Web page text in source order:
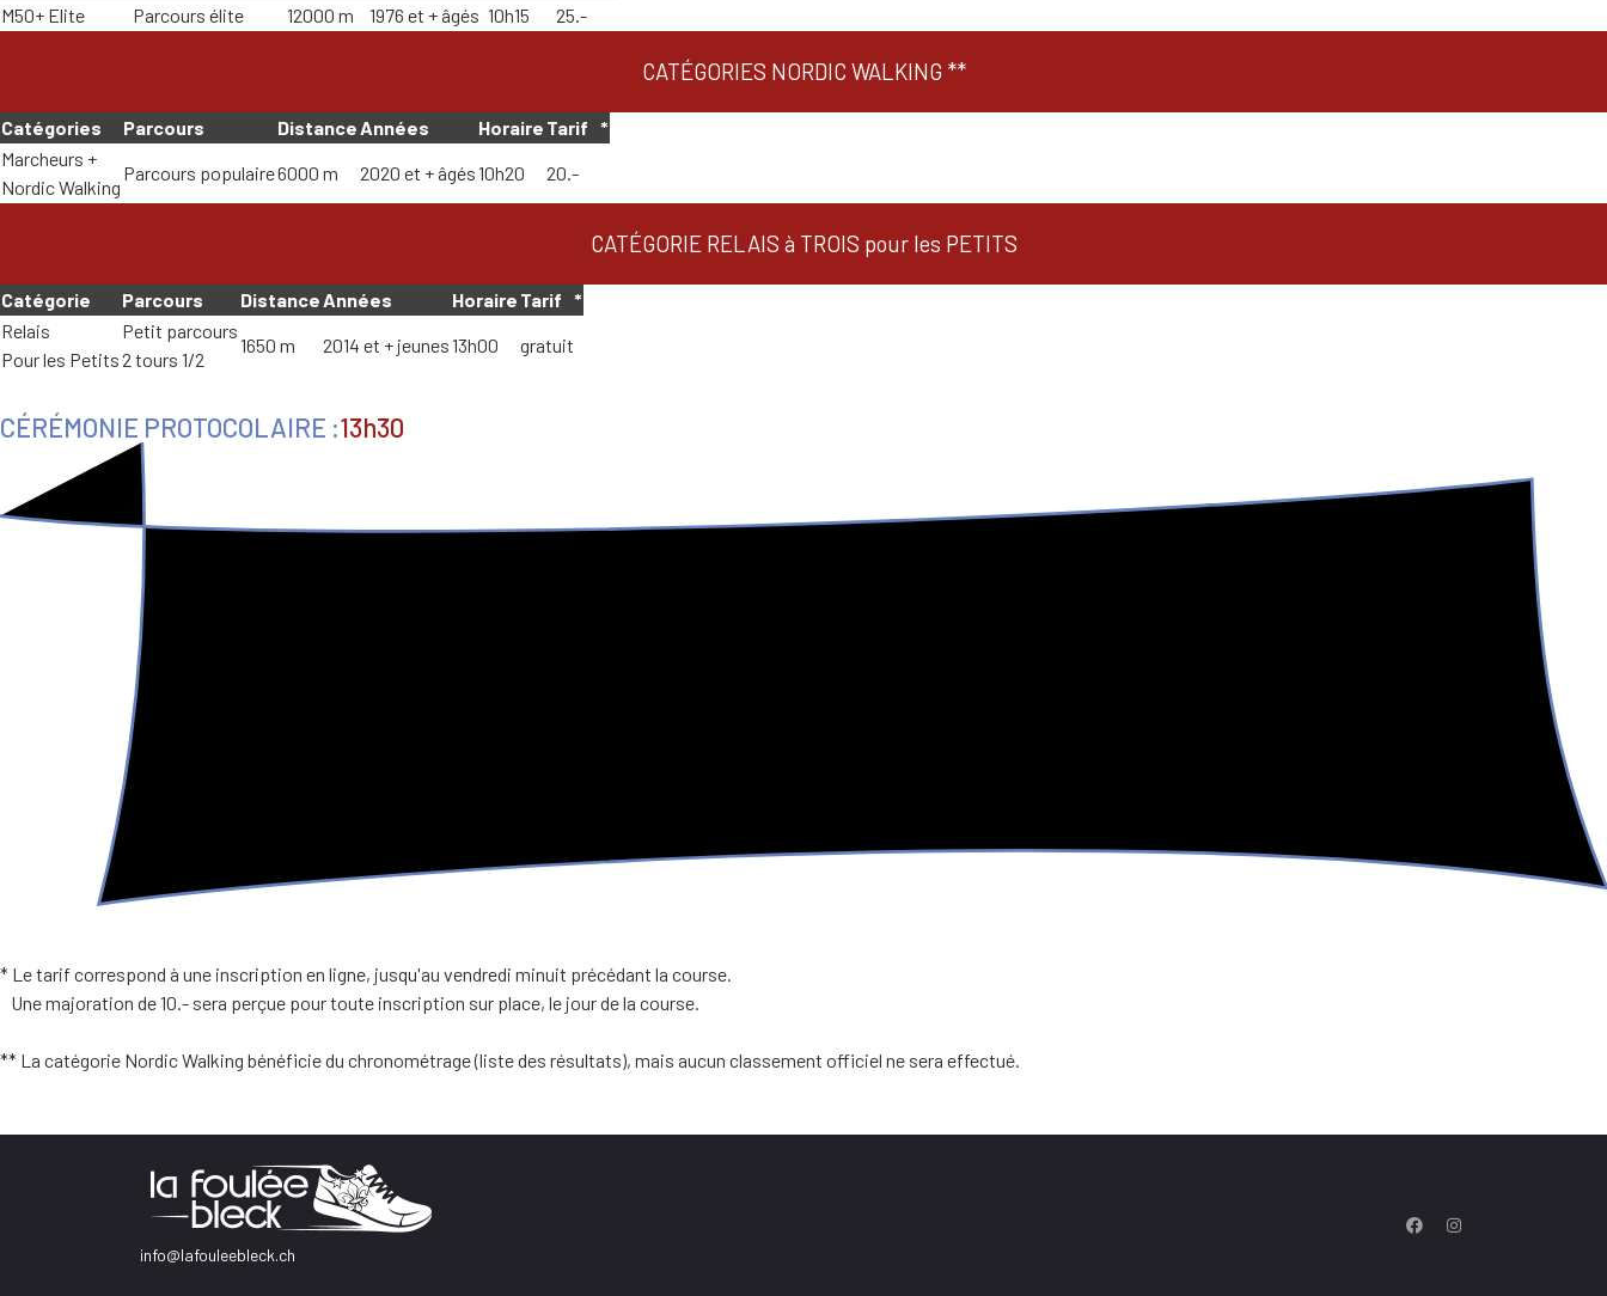
M50+ Elite
Parcours élite 12000 m 1976 et + âgés 10h15 25.-
CATÉGORIES NORDIC WALKING **
Catégories Parcours DistanceAnnées Horaire Tarif *
Marcheurs +
Nordic Walking
Parcours populaire6000 m 2020 et + âgés10h20 20.-
CATÉGORIE RELAIS à TROIS pour les PETITS
Catégorie Parcours DistanceAnnées Horaire Tarif *
Relais
Pour les Petits
Petit parcours
2 tours 1/2
1650 m 2014 et + jeunes13h00 gratuit
CÉRÉMONIE PROTOCOLAIRE :13h30
* Le tarif correspond à une inscription en ligne, jusqu'au vendredi minuit précédant la course.
Une majoration de 10.- sera perçue pour toute inscription sur place, le jour de la course.
** La catégorie Nordic Walking bénéficie du chronométrage (liste des résultats), mais aucun classement officiel ne sera effectué.
info@lafouleebleck.ch